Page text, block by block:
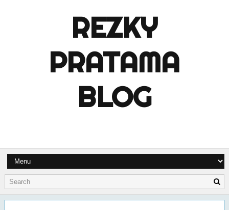
REZKY
PRATAMA
BLOG